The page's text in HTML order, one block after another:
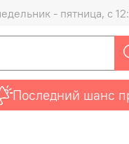
- пятница, с
Последний шанс